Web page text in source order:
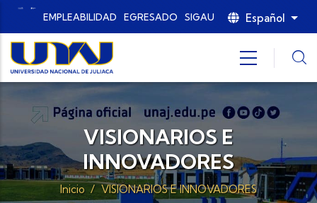
Pasar al contenido principal
EMPLEABILIDAD EGRESADO SIGAU Español
VISIONARIOS E
INNOVADORES
Inicio / VISIONARIOS E INNOVADORES